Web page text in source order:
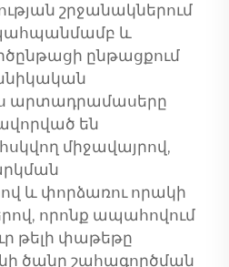
շրջանակներում
և
ընթացքում
արտադրամասերը
են
միջավայրով,
և փորձառու որակի
որոնք ապահովում
թելի փաթեթը
ծանր շահագործման